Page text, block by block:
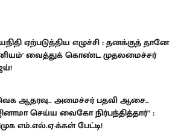
ஏற்படுத்திய எழுச்சி : தனக்குத் தானே
வைத்துக் கொண்ட முதலமைச்சர்
ஆதரவு.. அமைச்சர் பதவி ஆசை..
செய்ய வைகோ நிர்பந்தித்தார்” :
எம்.எல்.ஏ-க்கள் பேட்டி!